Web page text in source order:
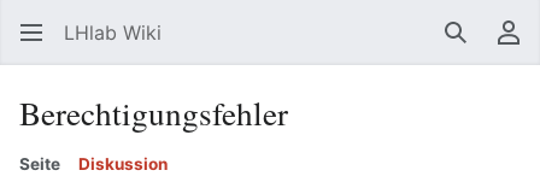
LHlab Wiki Suchen
Berechtigungsfehler
Seite Diskussion